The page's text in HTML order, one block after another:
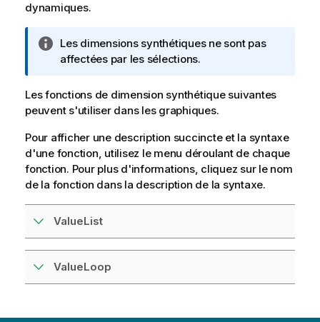
dynamiques.
N
o
e
I
f
o
r
m
t
o
n
Les dimensions synthétiques ne sont pas
affectées par les sélections.
Les fonctions de dimension synthétique suivantes
peuvent s'utiliser dans les graphiques.
Pour afficher une description succincte et la syntaxe
d'une fonction, utilisez le menu déroulant de chaque
fonction. Pour plus d'informations, cliquez sur le nom
de la fonction dans la description de la syntaxe.
ValueList
ValueLoop